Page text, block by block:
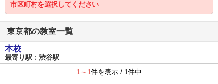
東京都の教室一覧
本校
最寄り駅：渋谷駅
1～1件を表示 / 1件中